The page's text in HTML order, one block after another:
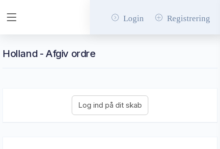
Login Registrering
Holland - Afgiv ordre